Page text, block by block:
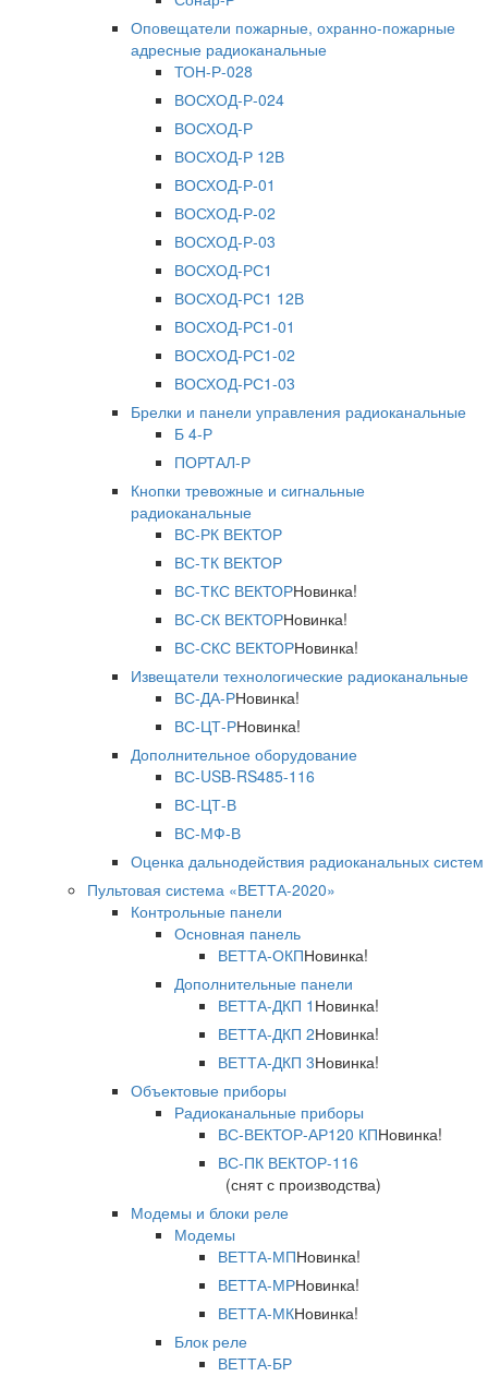
Оповещатели пожарные, охранно-пожарные
адресные радиоканальные
ТОН-Р-028
ВОСХОД-Р-024
ВОСХОД-Р
ВОСХОД-Р 12В
ВОСХОД-Р-01
ВОСХОД-Р-02
ВОСХОД-Р-03
ВОСХОД-РС1
ВОСХОД-РС1 12В
ВОСХОД-РС1-01
ВОСХОД-РС1-02
ВОСХОД-РС1-03
Брелки и панели управления радиоканальные
Б 4-Р
ПОРТАЛ-Р
Кнопки тревожные и сигнальные
радиоканальные
ВС-РК ВЕКТОР
ВС-ТК ВЕКТОР
ВС-ТКС ВЕКТОРНовинка!
ВС-СК ВЕКТОРНовинка!
ВС-СКС ВЕКТОРНовинка!
Извещатели технологические радиоканальные
ВС-ДА-РНовинка!
ВС-ЦТ-РНовинка!
Дополнительное оборудование
ВС-USB-RS485-116
ВС-ЦТ-В
ВС-МФ-В
Оценка дальнодействия радиоканальных систем
Пультовая система «ВЕТТА-2020»
Контрольные панели
Основная панель
ВЕТТА-ОКПНовинка!
Дополнительные панели
ВЕТТА-ДКП 1 Новинка!
ВЕТТА-ДКП 2Новинка!
ВЕТТА-ДКП 3Новинка!
Объектовые приборы
Радиоканальные приборы
ВС-ВЕКТОР-АР120 КПНовинка!
ВС-ПК ВЕКТОР-116
(снят с производства)
Модемы и блоки реле
Модемы
ВЕТТА-МПНовинка!
ВЕТТА-МРНовинка!
ВЕТТА-МКНовинка!
Блок реле
ВЕТТА-БР